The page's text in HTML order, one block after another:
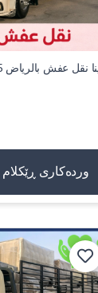
نقل عفش بالرياض 0559656725
وردەکاری ڕێکلام